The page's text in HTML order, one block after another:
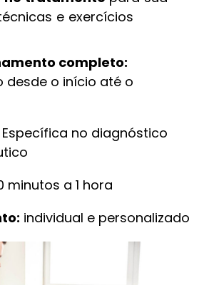
e exercícios
completo:
desde o início até o
Específica no diagnóstico
minutos a 1 hora
individual e personalizado